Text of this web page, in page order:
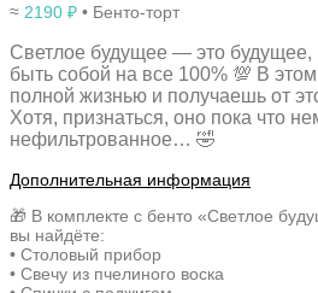
≈ 2190 ₽ • Бенто-торт
Светлое будущее — это
быть собой на все 100% 💯 В
полной жизнью и получаешь от
Хотя, признаться, оно пока что
нефильтрованное… 🤣
Дополнительная информация
🎁 В комплекте с бенто «Светлое
вы найдёте:
• Столовый прибор
• Свечу из пчелиного воска